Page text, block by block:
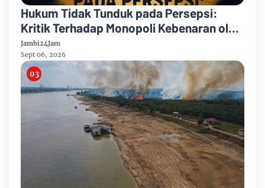
Hukum Tidak Tunduk pada Persepsi:
Kritik Terhadap Monopoli Kebenaran oleh
Media dan Aktivis
Jambi24Jam
Sept 06, 2026